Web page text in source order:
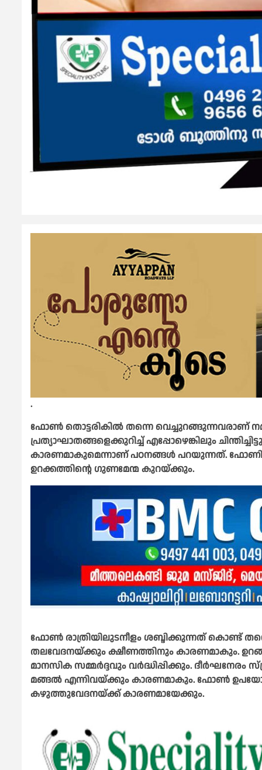
.
ഫോൺ തൊട്ടരികിൽ തന്നെ വെച്ചുറങ്ങുന്നവരാണ്
പ്രത്യാഘാതങ്ങളെക്കുറിച്ച് എപ്പോഴെങ്കിലും
കാരണമാകുമെന്നാണ് പഠനങ്ങൾ പറയുന്നത്.
ഉറക്കത്തിന്റെ ​ഗുണമേന്മ കുറയ്ക്കും.
ഫോൺ രാത്രിയിലുടനീളം ശബ്ദിക്കുന്നത് കൊണ്ട്
തലവേദനയ്ക്കും ക്ഷീണത്തിനും കാരണമാകും.
മാനസിക സമ്മർദ്ദവും വർദ്ധിപ്പിക്കും.ദീർഘനേരം
മങ്ങൽ എന്നിവയ്ക്കും കാരണമാകും. ഫോൺ
കഴുത്തുവേദനയ്ക്ക് കാരണമായേക്കും.